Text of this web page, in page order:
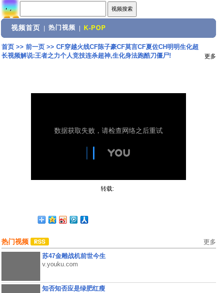
视频首页 热门视频 K-POP
首页>> 前一页>> CF穿越火线CF陈子豪CF莫言CF夏佐CH明明生化超
长视频解说:王者之力个人竞技连杀超神,生化身法跑酷刀僵尸!
更多
转载:
热门视频 更多
苏47金雕战机前世今生
v.youku.com
知否知否应是绿肥红瘦